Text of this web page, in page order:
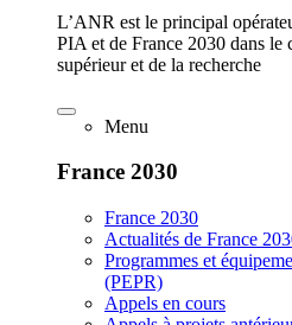
L’ANR est le principal
PIA et de France 2030 dans le
supérieur et de la recherche
Menu
France 2030
France 2030
Actualités de France
Programmes et
(PEPR)
Appels en cours